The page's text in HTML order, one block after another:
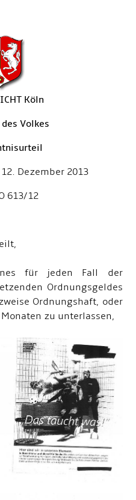
Köln
Volkes
Dezember 2013
613/12
für jeden Fall der
Ordnungsgeldes
Ordnungshaft, oder
zu unterlassen,